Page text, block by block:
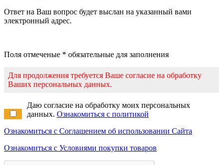
Ответ на Ваш вопрос будет выслан на указанный вами
электронный адрес.
Поля отмеченые * обязательные для заполнения
Для продолжения требуется Ваше согласие на обработку
Ваших персональных данных.
Даю согласие на обработку моих персональных
данных. Ознакомиться с политикой
Ознакомиться с Соглашением об использовании Сайта
Ознакомиться с Условиями покупки товаров